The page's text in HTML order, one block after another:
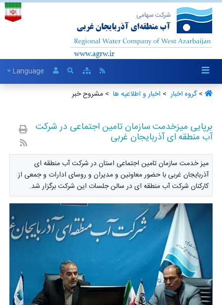
Language
>گروه اخبار ‏ > اخبار و اطلاعیه ها ‏ > مشروح خبر
برپایی میزخدمت سازمان تامین اجتماعی در شرکت
آب منطقه ای آذربایجان غربی
میز خدمت سازمان تامین اجتماعی استان در شرکت آب منطقه ای
آذربایجان غربی با حضور معاونین و مدیران و روسای ادارات و جمعی از
کارکنان شرکت آب منطقه ای در سالن جلسات این شرکت برگزار شد.